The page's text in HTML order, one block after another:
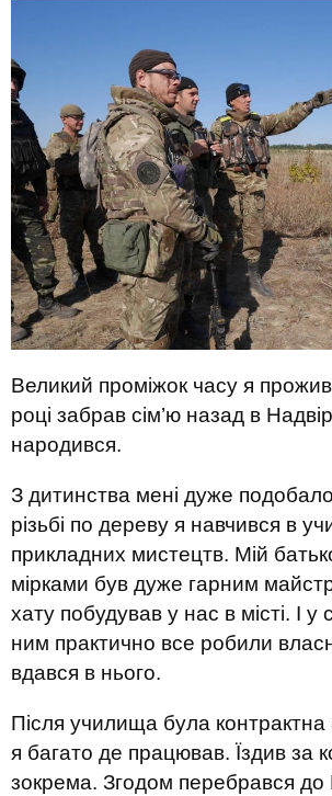
Великий проміжок часу я
році забрав сім’ю назад в
народився.
З дитинства мені дуже
різьбі по дереву я навчився в
прикладних мистецтв. Мій
мірками був дуже гарним
хату побудував у нас в місті. І у
ним практично все робили
вдався в нього.
Після училища була контрактна
я багато де працював. Їздив за
зокрема. Згодом перебрався до